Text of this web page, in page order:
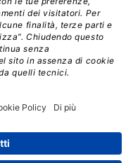
Direzione, amministrazione,
riservati | Partita IVA e C.F.